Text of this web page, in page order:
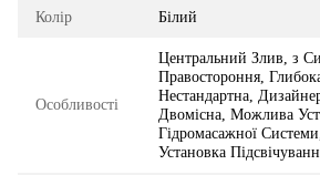
Колір Білий
Особливості
Центральний Злив, з
Правостороння,
Нестандартна,
Двомісна, Можлива
Гідромасажної
Установка